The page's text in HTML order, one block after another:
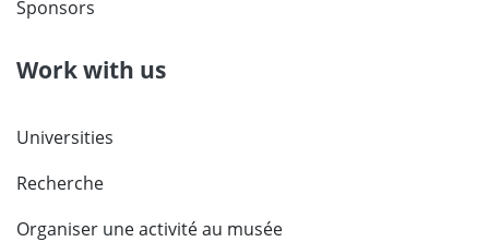
Sponsors
Work with us
Universities
Recherche
Organiser une activité au musée